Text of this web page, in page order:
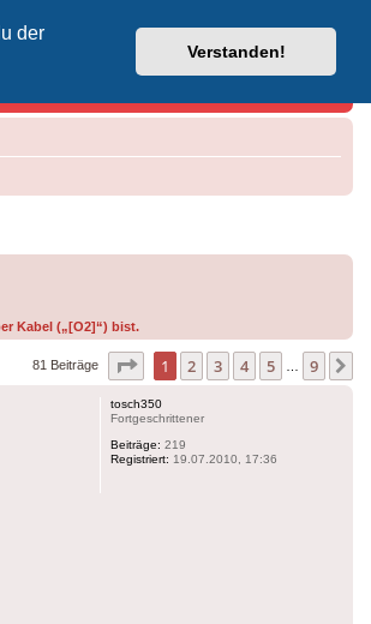
der
Verstanden!
Vodafone-Kabel-Helpdesk
Kabel („[O2]“) bist.
81 Beiträge Seite von9
1 2 3 4 5 9
tosch350
Fortgeschrittener
Beiträge: 219
Registriert: 19.07.2010, 17:36